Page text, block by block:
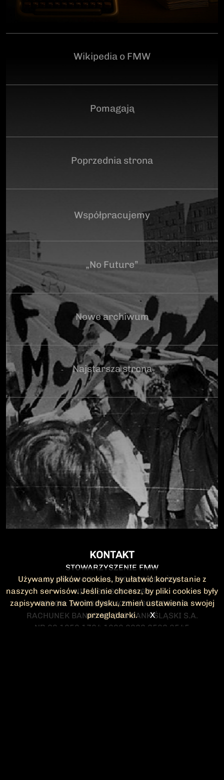
Wikipedia o FMW
Pomagają
Poprzednia strona
Współpracujemy
„No Future”
Nowe archiwum
Najstarsza strona
KONTAKT
STOWARZYSZENIE FMW
UL. POLANKI 41-1 , 80-308 GDAŃSK
NIP: 583-300-74-60
REGON: 220532063 KRS: 0000295148
RACHUNEK BANKOWY: ING BANK ŚLĄSKI S.A.
NR 90 1050 1764 1000 0023 2582 8545
Używamy plików cookies, by ułatwić korzystanie z
naszych serwisów. Jeśli nie chcesz, by pliki cookies były
zapisywane na Twoim dysku, zmień ustawienia swojej
przeglądarki.
X